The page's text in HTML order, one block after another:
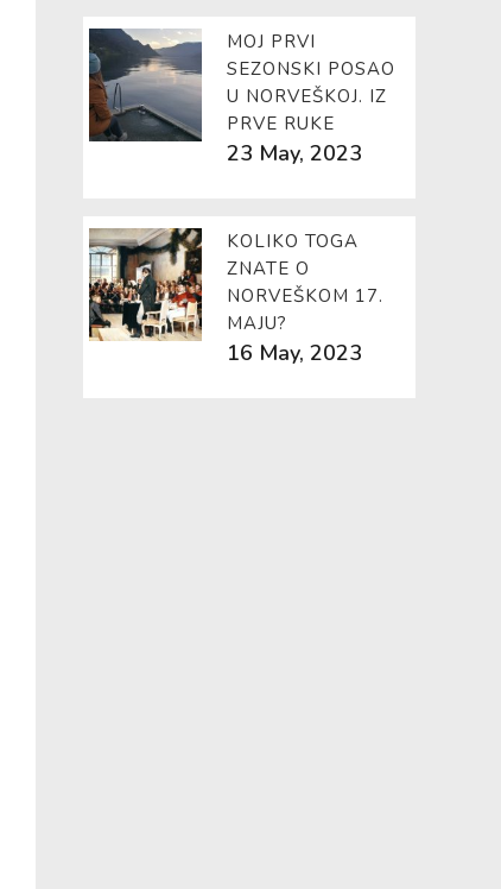
MOJ PRVI
SEZONSKI POSAO
U NORVEŠKOJ. IZ
PRVE RUKE
23 May, 2023
KOLIKO TOGA
ZNATE O
NORVEŠKOM 17.
MAJU?
16 May, 2023